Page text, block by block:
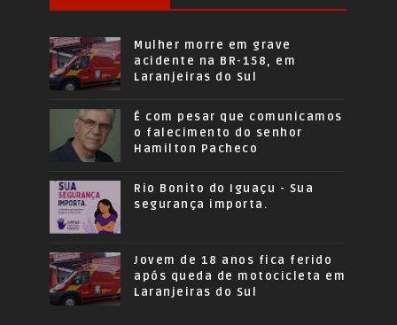
Mulher morre em grave
acidente na BR-158, em
Laranjeiras do Sul
É com pesar que comunicamos
o falecimento do senhor
Hamilton Pacheco
Rio Bonito do Iguaçu - Sua
segurança importa.
Jovem de 18 anos fica ferido
após queda de motocicleta em
Laranjeiras do Sul